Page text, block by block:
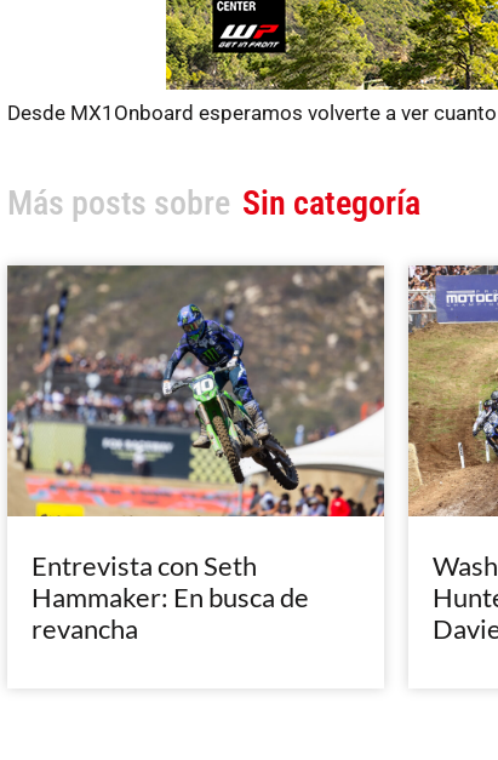
Desde MX1Onboard esperamos volverte a ver
Más posts sobre Sin categoría
Entrevista con Seth
Hammaker: En busca de
revancha